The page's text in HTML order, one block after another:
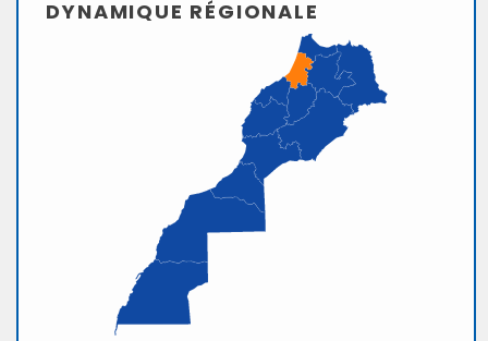
DYNAMIQUE RÉGIONALE